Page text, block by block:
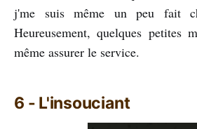
j'me suis même un peu fait
Heureusement, quelques petites
même assurer le service.
6 - L'insouciant